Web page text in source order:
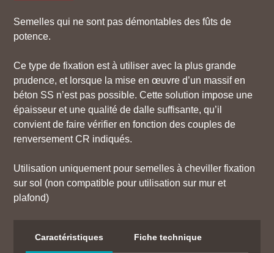
Semelles qui ne sont pas démontables des fûts de
potence.
Ce type de fixation est à utiliser avec la plus grande
prudence, et lorsque la mise en œuvre d’un massif en
béton SS n’est pas possible. Cette solution impose une
épaisseur et une qualité de dalle suffisante, qu’il
convient de faire vérifier en fonction des couples de
renversement CR indiqués.
Utilisation uniquement pour semelles à cheviller fixation
sur sol (non compatible pour utilisation sur mur et
plafond)
Caractéristiques Fiche technique